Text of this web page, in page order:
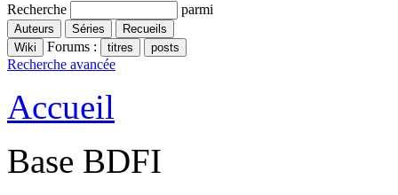
Recherche parmi
Forums :
Recherche avancée
Accueil
Base BDFI